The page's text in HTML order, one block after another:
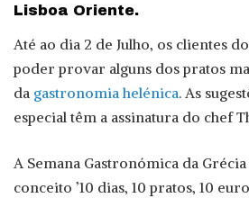
Lisboa Oriente.
Até ao dia 2 de Julho, os clientes
poder provar alguns dos pratos
da gastronomia helénica. As
especial têm a assinatura do chef
A Semana Gastronómica da
conceito ’10 dias, 10 pratos, 10